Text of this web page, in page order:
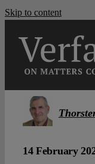
Skip to content
14 February